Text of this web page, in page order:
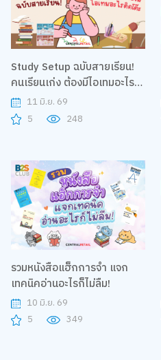
Study Setup ฉบับสายเรียน!
คนเรียนเก่ง ต้องมีไอเทมอะไร
ติดโต๊ะ11 มิ.ย. 69
5
248
รวมหนังสือแฮ็กการจำ แจก
เทคนิคอ่านอะไรก็ไม่ลืม!
10 มิ.ย. 69
5
349